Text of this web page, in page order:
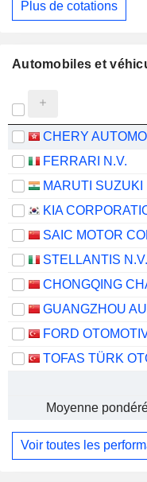
Plus de cotations
Automobiles et
FERRARI N.V.
KIA
STELLANTIS N.V.
FORD
Moyenne
Voir toutes les